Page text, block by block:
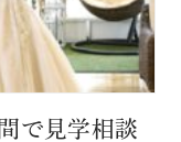
で見学相談